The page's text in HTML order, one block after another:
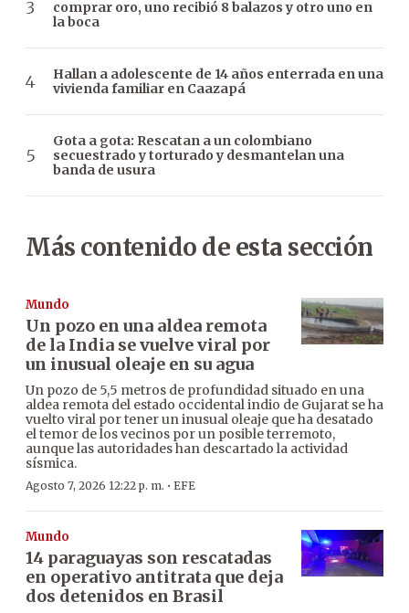
comprar oro, uno recibió 8 balazos y otro uno en
la boca
Hallan a adolescente de 14 años enterrada en una
vivienda familiar en Caazapá
Gota a gota: Rescatan a un colombiano
secuestrado y torturado y desmantelan una
banda de usura
Más contenido de esta sección
Mundo
Un pozo en una aldea remota
de la India se vuelve viral por
un inusual oleaje en su agua
Un pozo de 5,5 metros de profundidad situado en una
aldea remota del estado occidental indio de Gujarat se ha
vuelto viral por tener un inusual oleaje que ha desatado
el temor de los vecinos por un posible terremoto,
aunque las autoridades han descartado la actividad
sísmica.
Agosto 7, 2026 12:22 p. m. · EFE
Mundo
14 paraguayas son rescatadas
en operativo antitrata que deja
dos detenidos en Brasil